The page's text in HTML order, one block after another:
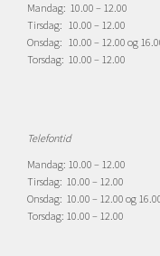
Mandag: 10.00 – 12.00
Tirsdag: 10.00 – 12.00
Onsdag: 10.00 – 12.00 og
Torsdag: 10.00 – 12.00
Telefontid
Mandag: 10.00 – 12.00
Tirsdag: 10.00 – 12.00
Onsdag: 10.00 – 12.00 og
Torsdag: 10.00 – 12.00